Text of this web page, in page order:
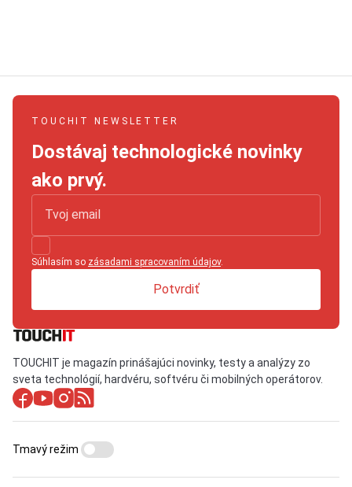
TOUCHIT NEWSLETTER
Dostávaj technologické novinky
ako prvý.
Súhlasím so zásadami spracovaním údajov.
Potvrdiť
TOUCHIT je magazín prinášajúci novinky, testy a analýzy zo
sveta technológií, hardvéru, softvéru či mobilných operátorov.
Tmavý režim